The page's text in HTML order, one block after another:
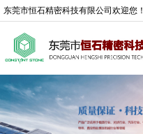
东莞市恒石精密科技有限公司欢迎您！